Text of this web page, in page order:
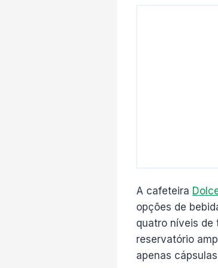
A cafeteira
opções de
quatro níveis de
reservatório
apenas